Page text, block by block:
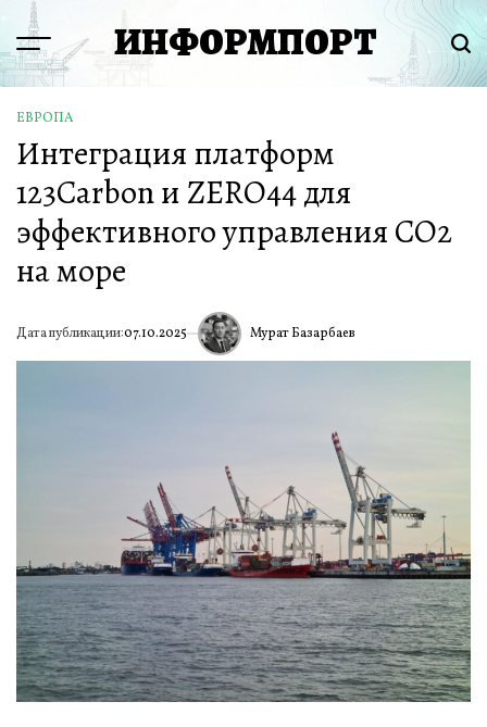
Перейти
содержимому
Menu ИНФОРМПОРТ
ОПУБЛИКОВАНО
В
ЕВРОПА
Интеграция платформ
123Carbon и ZERO44 для
эффективного управления CO2
на море
Дата публикации:07.10.2025 ИА Мурат Базарбаев